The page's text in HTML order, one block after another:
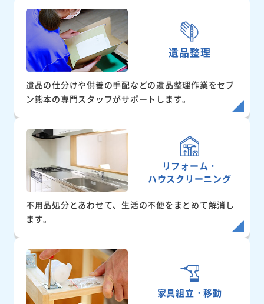
遺品整理
遺品の仕分けや供養の手配などの遺品整理作業をセブ
ン熊本の専門スタッフがサポートします。
リフォーム・
ハウスクリーニング
不用品処分とあわせて、生活の不便をまとめて解消し
ます。
家具組立・移動